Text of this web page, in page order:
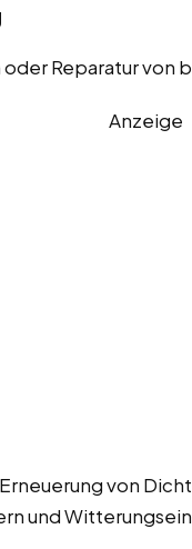
oder Reparatur
Anzeige
Erneuerung von
und